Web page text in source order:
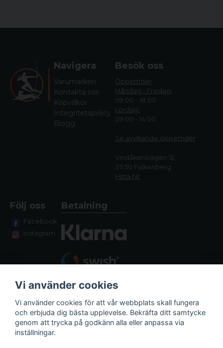
Navigera
Varumärken
Kontakta oss
Köpvillkor
Integritetspolicy
Blogg
Besök oss
Öppettider
Måndag - Fredag:
09.00 - 18.00
Lördag:
09.00 - 14.00
Se avvikande öppettider
Vindåkersvägen 12,
311 50 Falkenberg
Hitta hit
Följ oss
Facebook
Instagram
Betalning
Fraktalternativ
Vi använder cookies
Vi använder cookies för att vår webbplats skall fungera
och erbjuda dig bästa upplevelse. Bekräfta ditt samtycke
genom att trycka på godkänn alla eller anpassa via
inställningar.